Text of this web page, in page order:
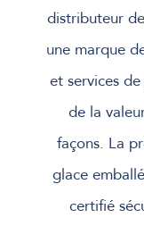
distributeur
une marque
et services
de la
façons. La
glace
certifié